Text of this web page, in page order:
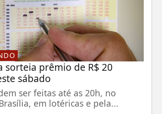
sorteia prêmio de R$ 20
sábado
ser feitas até as 20h, no
em lotéricas e pela...